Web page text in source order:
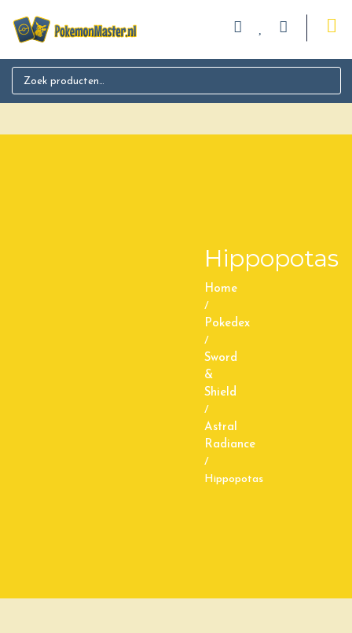
Search for:
Hippopotas
Home
/
Pokedex
/
Sword
&
Shield
/
Astral
Radiance
/
Hippopotas